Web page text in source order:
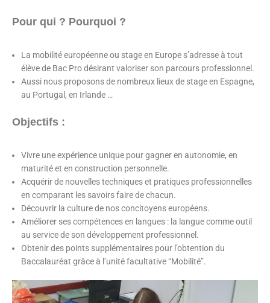
Pour qui ? Pourquoi ?
La mobilité européenne ou stage en Europe s’adresse à tout
élève de Bac Pro désirant valoriser son parcours professionnel.
Aussi nous proposons de nombreux lieux de stage en Espagne,
au Portugal, en Irlande …
Objectifs :
Vivre une expérience unique pour gagner en autonomie, en
maturité et en construction personnelle.
Acquérir de nouvelles techniques et pratiques professionnelles
en comparant les savoirs faire de chacun.
Découvrir la culture de nos concitoyens européens.
Améliorer ses compétences en langues : la langue comme outil
au service de son développement professionnel.
Obtenir des points supplémentaires pour l’obtention du
Baccalauréat grâce à l’unité facultative “Mobilité”.